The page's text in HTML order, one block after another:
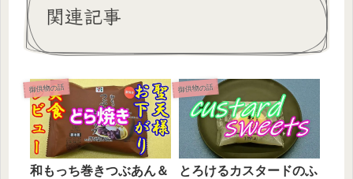
関連記事
御供物の話
和もっち巻きつぶあん＆
御供物の話
とろけるカスタードのふ